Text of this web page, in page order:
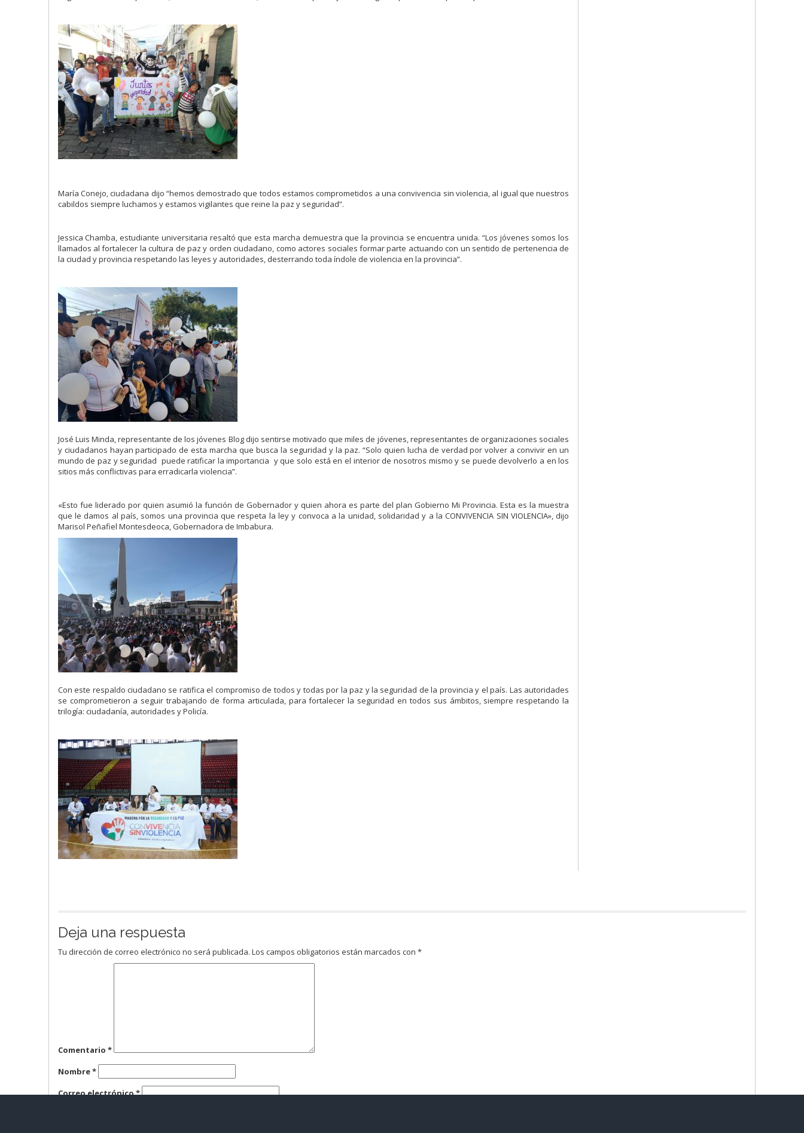
María Conejo, ciudadana dijo “hemos demostrado que todos estamos comprometidos a una convivencia sin violencia, al igual que nuestros
cabildos siempre luchamos y estamos vigilantes que reine la paz y seguridad”.
Jessica Chamba, estudiante universitaria resaltó que esta marcha demuestra que la provincia se encuentra unida. “Los jóvenes somos los
llamados al fortalecer la cultura de paz y orden ciudadano, como actores sociales formar parte actuando con un sentido de pertenencia de
la ciudad y provincia respetando las leyes y autoridades, desterrando toda índole de violencia en la provincia”.
José Luis Minda, representante de los jóvenes Blog dijo sentirse motivado que miles de jóvenes, representantes de organizaciones sociales
y ciudadanos hayan participado de esta marcha que busca la seguridad y la paz. “Solo quien lucha de verdad por volver a convivir en un
mundo de paz y seguridad puede ratificar la importancia y que solo está en el interior de nosotros mismo y se puede devolverlo a en los
sitios más conflictivas para erradicarla violencia”.
«Esto fue liderado por quien asumió la función de Gobernador y quien ahora es parte del plan Gobierno Mi Provincia. Esta es la muestra
que le damos al país, somos una provincia que respeta la ley y convoca a la unidad, solidaridad y a la CONVIVENCIA SIN VIOLENCIA», dijo
Marisol Peñafiel Montesdeoca, Gobernadora de Imbabura.
Con este respaldo ciudadano se ratifica el compromiso de todos y todas por la paz y la seguridad de la provincia y el país. Las autoridades
se comprometieron a seguir trabajando de forma articulada, para fortalecer la seguridad en todos sus ámbitos, siempre respetando la
trilogía: ciudadanía, autoridades y Policía.
Deja una respuesta
Tu dirección de correo electrónico no será publicada. Los campos obligatorios están marcados con *
Comentario *
Nombre*
Correo electrónico*